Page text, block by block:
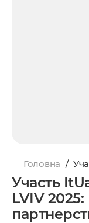
Головна /
Участь
LVIV